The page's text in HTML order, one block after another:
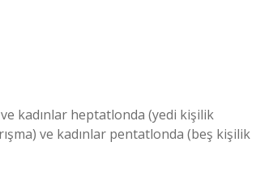
kadınlar heptatlonda (yedi kişilik
ve kadınlar pentatlonda (beş kişilik